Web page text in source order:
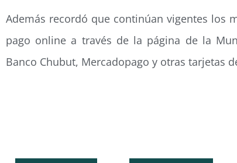
Además recordó que continúan vigentes los
pago online a través de la página de la
Banco Chubut, Mercadopago y otras tarjetas